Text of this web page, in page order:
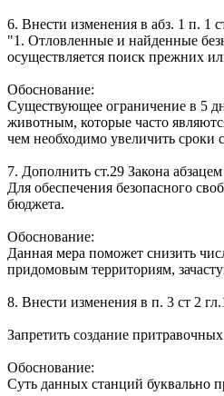
6. Внести изменения в абз. 1 п. 1
"1. Отловленные и найденные
осуществляется поиск прежних
Обоснование:
Существующее ограничение в 5
животным, которые часто
чем необходимо увеличить
7. Дополнить ст.29 Закона
Для обеспечения безопасного
бюджета.
Обоснование:
Данная мера поможет снизить
придомовым территориям,
8. Внести изменения в п. 3 ст 2
Запретить создание
Обоснование:
Суть данных станций буквально